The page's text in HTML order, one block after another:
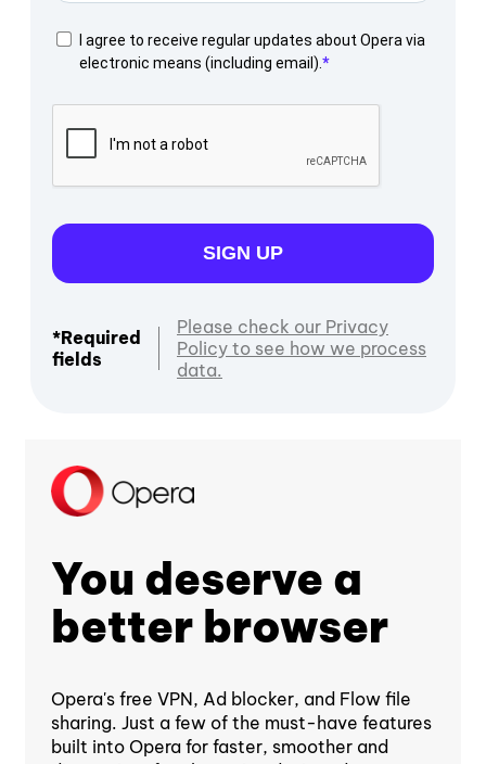
I agree to receive regular updates about Opera via
electronic means (including email).
SIGN UP
*Required
fields
Please check our Privacy
Policy to see how we process
data.
You deserve a
better browser
Opera's free VPN, Ad blocker, and Flow file
sharing. Just a few of the must-have features
built into Opera for faster, smoother and